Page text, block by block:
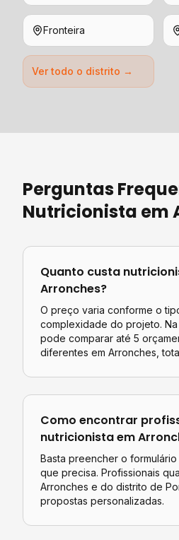
Fronteira
Ver todo o distrito →
Perguntas
Nutricionista em
Quanto custa
Arronches?
O preço varia conforme o
complexidade do projeto. Na
pode comparar até 5
diferentes em Arronches ,
Como encontrar
nutricionistaem
Basta preencher o
que precisa. Profissionais
Arronches e do distrito de
propostas personalizadas.